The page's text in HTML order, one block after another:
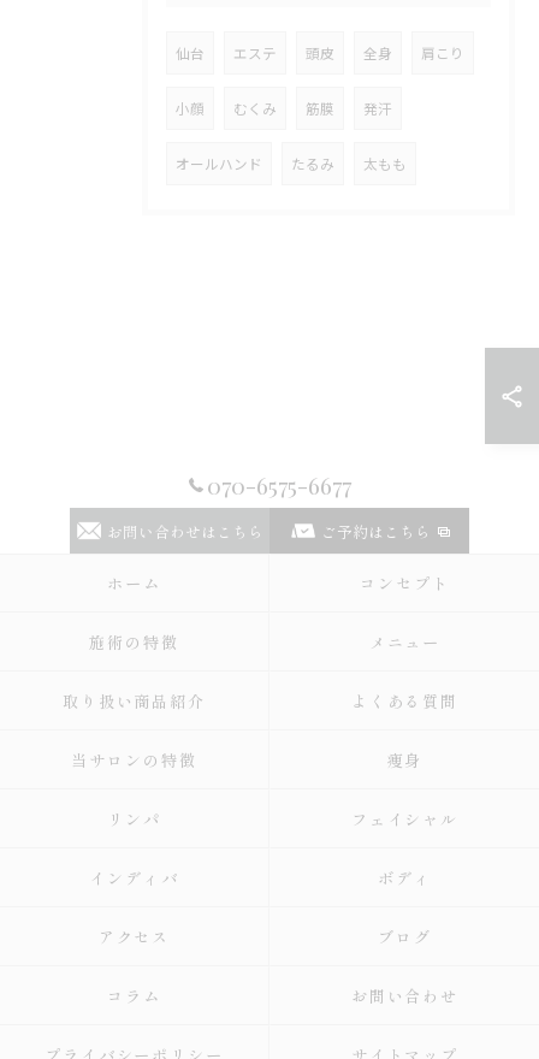
仙台 エステ 頭皮 全身 肩こり
小顔 むくみ 筋膜 発汗
オールハンド たるみ 太もも
070-6575-6677
お問い合わせはこちら ご予約はこちら
ホーム コンセプト
施術の特徴 メニュー
取り扱い商品紹介 よくある質問
当サロンの特徴 痩身
リンパ フェイシャル
インディバ ボディ
アクセス ブログ
コラム お問い合わせ
プライバシーポリシー サイトマップ